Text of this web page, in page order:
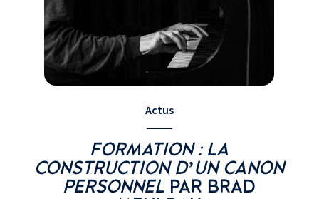
Actus
FORMATION : LA
CONSTRUCTION D’UN CANON
PERSONNEL PAR BRAD